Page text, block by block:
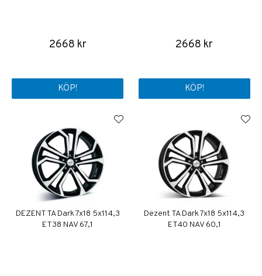
2668 kr
KÖP!
2668 kr
KÖP!
DEZENT TA Dark 7x18 5x114,3
ET38 NAV 67,1
Dezent TA Dark 7x18 5x114,3
ET40 NAV 60,1